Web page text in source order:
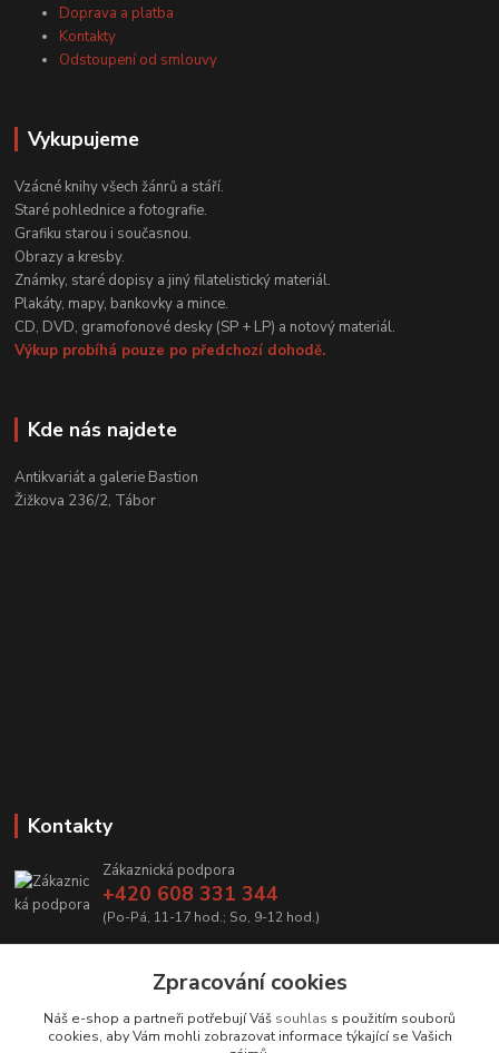
Doprava a platba
Kontakty
Odstoupení od smlouvy
Vykupujeme
Vzácné knihy všech žánrů a stáří.
Staré pohlednice a fotografie.
Grafiku starou i současnou.
Obrazy a kresby.
Známky, staré dopisy a jiný filatelistický materiál.
Plakáty, mapy, bankovky a mince.
CD, DVD, gramofonové desky (SP + LP) a notový materiál.
Výkup probíhá pouze po předchozí dohodě.
Kde nás najdete
Antikvariát a galerie Bastion
Žižkova 236/2, Tábor
Kontakty
Zákaznická podpora
+420 608 331 344
(Po-Pá, 11-17 hod.; So, 9-12 hod.)
Zpracování cookies
Náš e-shop a partneři potřebují Váš souhlas s použitím souborů
cookies, aby Vám mohli zobrazovat informace týkající se Vašich